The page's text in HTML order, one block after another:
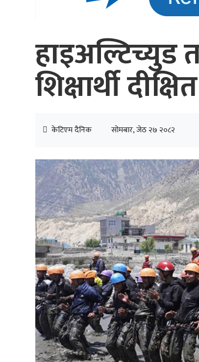
हाइअल्टिच्युड
शिक्षार्थी दीक्षित
केटिएम दैनिक सोमबार, जेठ २७ २०८२